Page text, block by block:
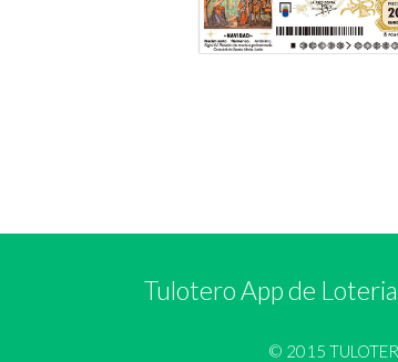
Tulotero App de
© 2015